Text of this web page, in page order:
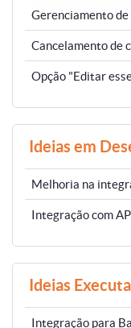
Gerenciamento
Cancelamento de
Opção "Editar
Ideias em
Melhoria na
Integração com
Ideias
Integração para